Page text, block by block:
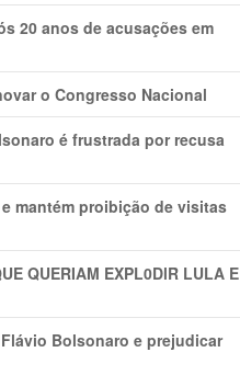
20 anos de acusações em
o Congresso Nacional
é frustrada por recusa
mantém proibição de visitas
QUERIAM EXPL0DlR LULA E
Bolsonaro e prejudicar